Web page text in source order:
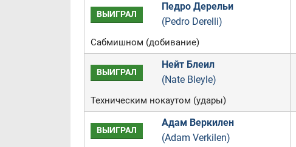
ВЫИГРАЛ
Педро Дерельи
(Pedro Derelli)
Сабмишном (добивание)
ВЫИГРАЛ
Нейт Блеил
(Nate Bleyle)
Техническим нокаутом (удары)
ВЫИГРАЛ
Адам Веркилен
(Adam Verkilen)